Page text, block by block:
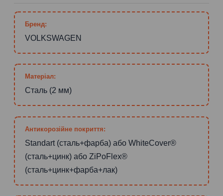
Бренд:
VOLKSWAGEN
Матеріал:
Сталь (2 мм)
Антикорозійне покриття:
Standart (сталь+фарба) або WhiteCover®
(сталь+цинк) або ZiPoFlex®
(сталь+цинк+фарба+лак)